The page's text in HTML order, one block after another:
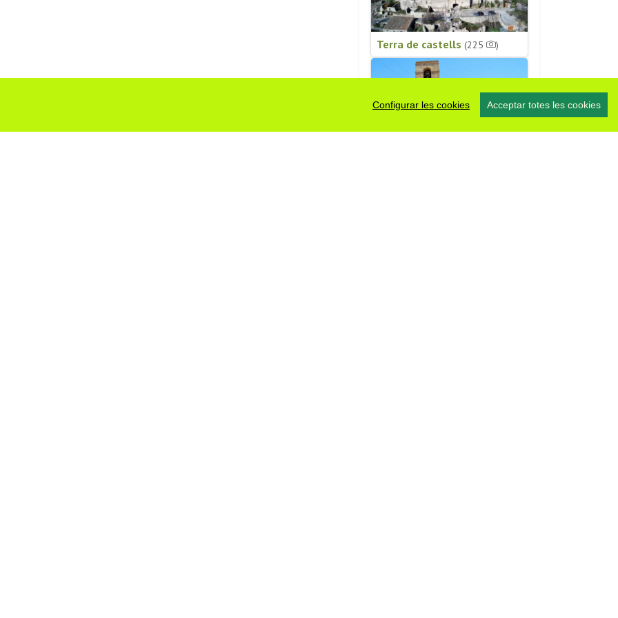
Configurar les cookies Acceptar totes les cookies
Terra de castells (225 )